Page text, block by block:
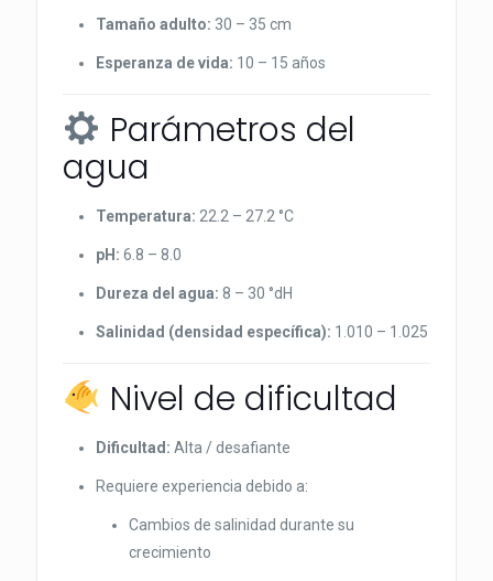
Tamaño adulto: 30 – 35 cm
Esperanza de vida: 10 – 15 años
Parámetros del
agua
Temperatura: 22.2 – 27.2 °C
pH: 6.8 – 8.0
Dureza del agua: 8 – 30 °dH
Salinidad (densidad específica): 1.010 – 1.025
Nivel de dificultad
Dificultad: Alta / desafiante
Requiere experiencia debido a:
Cambios de salinidad durante su
crecimiento